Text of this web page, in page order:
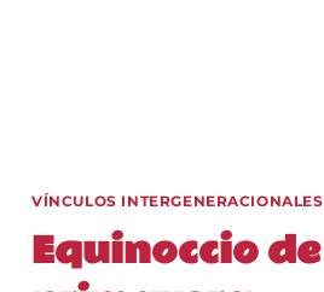
VÍNCULOS INTERGENERACIONALES
Equinoccio de